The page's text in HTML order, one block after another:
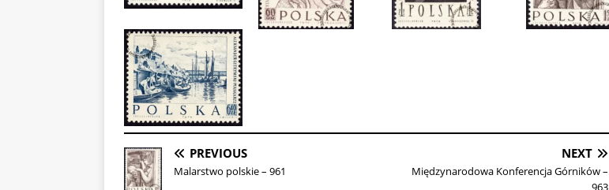
PREVIOUS
Malarstwo polskie – 961
NEXT
Międzynarodowa Konferencja Górników –
963